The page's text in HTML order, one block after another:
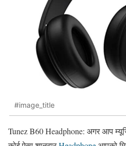
#image_title
Tunez B60 Headphone: अगर आप